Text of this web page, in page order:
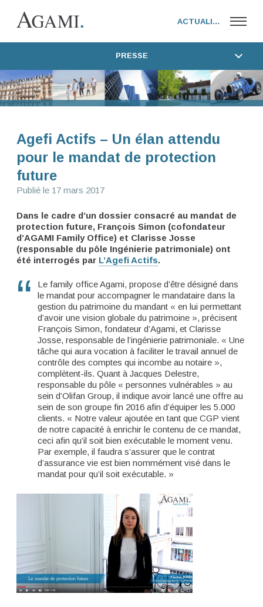
ACTUALITÉS
AGAMI CORPORATE
FONDATEUR
CONTACT
WEBTV AGAMI
PRESSE
TOUTES LES ACTUALITÉS
ACTUALITÉS DU GROUPE
PRESSE
Agefi Actifs – Un élan attendu
pour le mandat de protection
future
Publié le 17 mars 2017
Dans le cadre d’un dossier consacré au mandat de
protection future, François Simon (cofondateur
d’AGAMI Family Office) et Clarisse Josse
(responsable du pôle Ingénierie patrimoniale) ont
été interrogés par L’Agefi Actifs.
Le family office Agami, propose d’être désigné dans
le mandat pour accompagner le mandataire dans la
gestion du patrimoine du mandant « en lui permettant
d’avoir une vision globale du patrimoine », précisent
François Simon, fondateur d’Agami, et Clarisse
Josse, responsable de l’ingénierie patrimoniale. « Une
tâche qui aura vocation à faciliter le travail annuel de
contrôle des comptes qui incombe au notaire »,
complètent-ils. Quant à Jacques Delestre,
responsable du pôle « personnes vulnérables » au
sein d’Olifan Group, il indique avoir lancé une offre au
sein de son groupe fin 2016 afin d’équiper les 5.000
clients. « Notre valeur ajoutée en tant que CGP vient
de notre capacité à enrichir le contenu de ce mandat,
ceci afin qu’il soit bien exécutable le moment venu.
Par exemple, il faudra s’assurer que le contrat
d’assurance vie est bien nommément visé dans le
mandat pour qu’il soit exécutable. »